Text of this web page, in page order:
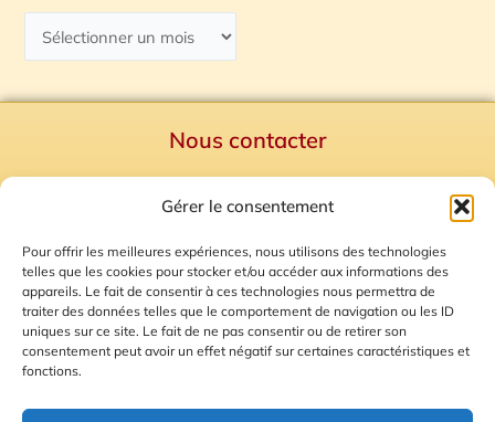
Gérer le consentement
Pour offrir les meilleures expériences, nous utilisons des technologies
telles que les cookies pour stocker et/ou accéder aux informations des
appareils. Le fait de consentir à ces technologies nous permettra de
traiter des données telles que le comportement de navigation ou les ID
uniques sur ce site. Le fait de ne pas consentir ou de retirer son
consentement peut avoir un effet négatif sur certaines caractéristiques et
fonctions.
Nous contacter
Mentions Légales
Plan du site
Gestion des Cookies